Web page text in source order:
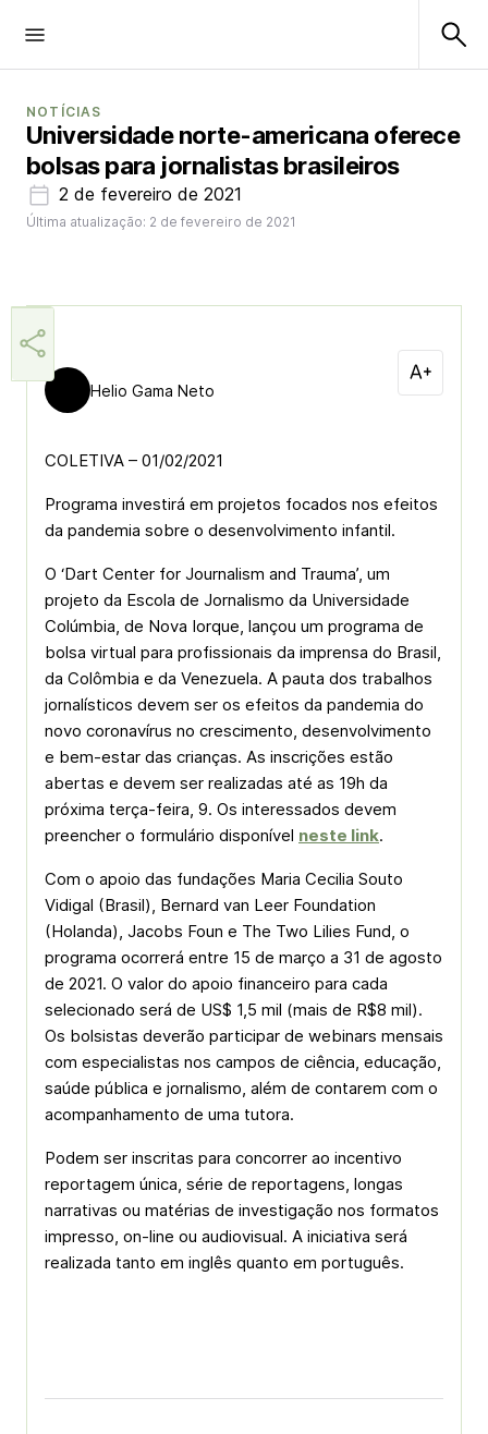
NOTÍCIAS
Universidade norte-americana oferece
bolsas para jornalistas brasileiros
2 de fevereiro de 2021
Última atualização: 2 de fevereiro de 2021
Helio Gama Neto
COLETIVA – 01/02/2021
Programa investirá em projetos focados nos efeitos
da pandemia sobre o desenvolvimento infantil.
O ‘Dart Center for Journalism and Trauma’, um
projeto da Escola de Jornalismo da Universidade
Colúmbia, de Nova Iorque, lançou um programa de
bolsa virtual para profissionais da imprensa do Brasil,
da Colômbia e da Venezuela. A pauta dos trabalhos
jornalísticos devem ser os efeitos da pandemia do
novo coronavírus no crescimento, desenvolvimento
e bem-estar das crianças. As inscrições estão
abertas e devem ser realizadas até as 19h da
próxima terça-feira, 9. Os interessados devem
preencher o formulário disponível neste link.
Com o apoio das fundações Maria Cecilia Souto
Vidigal (Brasil), Bernard van Leer Foundation
(Holanda), Jacobs Foun e The Two Lilies Fund, o
programa ocorrerá entre 15 de março a 31 de agosto
de 2021. O valor do apoio financeiro para cada
selecionado será de US$ 1,5 mil (mais de R$8 mil).
Os bolsistas deverão participar de webinars mensais
com especialistas nos campos de ciência, educação,
saúde pública e jornalismo, além de contarem com o
acompanhamento de uma tutora.
Podem ser inscritas para concorrer ao incentivo
reportagem única, série de reportagens, longas
narrativas ou matérias de investigação nos formatos
impresso, on-line ou audiovisual. A iniciativa será
realizada tanto em inglês quanto em português.